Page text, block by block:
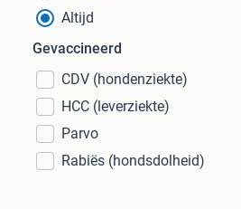
Altijd
Gevaccineerd
CDV (hondenziekte)
HCC (leverziekte)
Parvo
Rabiës (hondsdolheid)